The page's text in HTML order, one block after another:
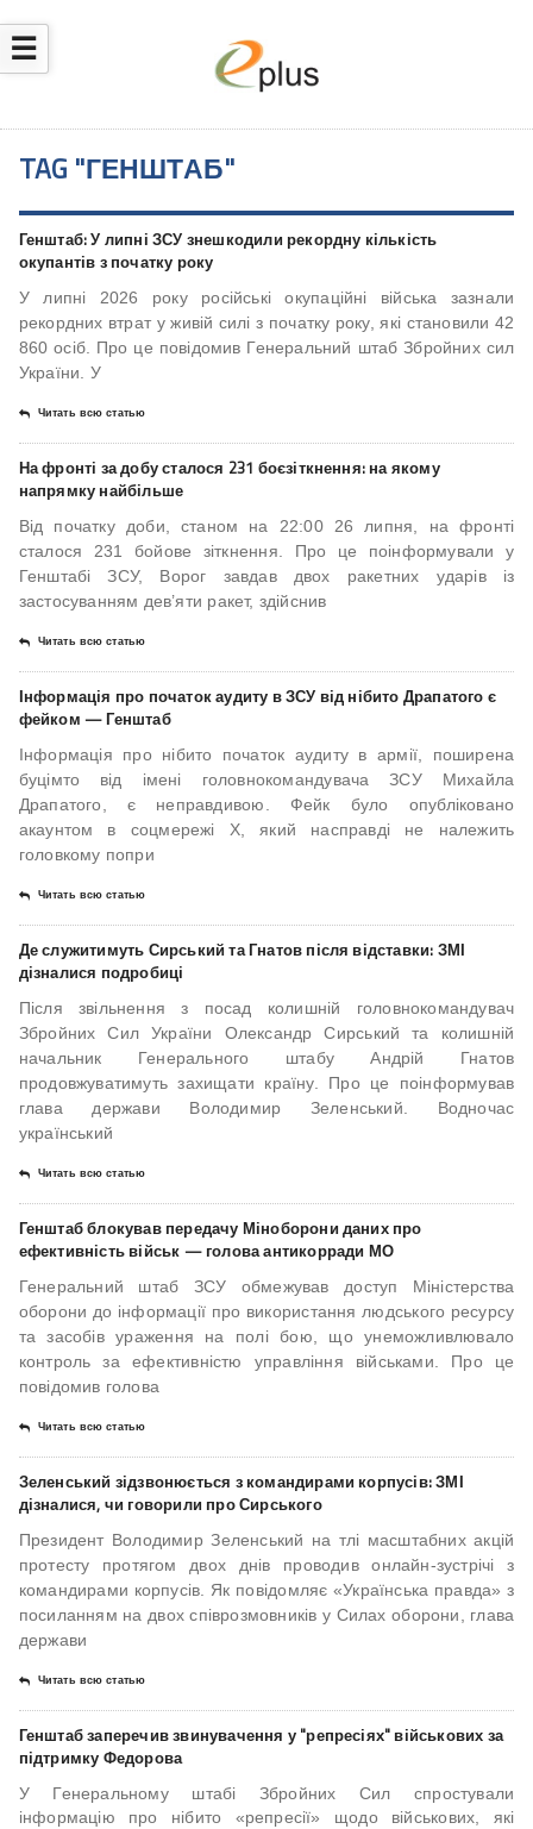
☰
TAG "ГЕНШТАБ"
Генштаб: У липні ЗСУ знешкодили рекордну кількість
окупантів з початку року
У липні 2026 року російські окупаційні війська зазнали
рекордних втрат у живій силі з початку року, які становили 42
860 осіб. Про це повідомив Генеральний штаб Збройних сил
України. У
Читать всю статью
На фронті за добу сталося 231 боєзіткнення: на якому
напрямку найбільше
Від початку доби, станом на 22:00 26 липня, на фронті
сталося 231 бойове зіткнення. Про це поінформували у
Генштабі ЗСУ, Ворог завдав двох ракетних ударів із
застосуванням дев’яти ракет, здійснив
Читать всю статью
Інформація про початок аудиту в ЗСУ від нібито Драпатого є
фейком — Генштаб
Інформація про нібито початок аудиту в армії, поширена
буцімто від імені головнокомандувача ЗСУ Михайла
Драпатого, є неправдивою. Фейк було опубліковано
акаунтом в соцмережі X, який насправді не належить
головкому попри
Читать всю статью
Де служитимуть Сирський та Гнатов після відставки: ЗМІ
дізналися подробиці
Після звільнення з посад колишній головнокомандувач
Збройних Сил України Олександр Сирський та колишній
начальник Генерального штабу Андрій Гнатов
продовжуватимуть захищати країну. Про це поінформував
глава держави Володимир Зеленський. Водночас
український
Читать всю статью
Генштаб блокував передачу Міноборони даних про
ефективність військ — голова антикорради МО
Генеральний штаб ЗСУ обмежував доступ Міністерства
оборони до інформації про використання людського ресурсу
та засобів ураження на полі бою, що унеможливлювало
контроль за ефективністю управління військами. Про це
повідомив голова
Читать всю статью
Зеленський зідзвонюється з командирами корпусів: ЗМІ
дізналися, чи говорили про Сирського
Президент Володимир Зеленський на тлі масштабних акцій
протесту протягом двох днів проводив онлайн-зустрічі з
командирами корпусів. Як повідомляє «Українська правда» з
посиланням на двох співрозмовників у Силах оборони, глава
держави
Читать всю статью
Генштаб заперечив звинувачення у "репресіях" військових за
підтримку Федорова
У Генеральному штабі Збройних Сил спростували
інформацію про нібито «репресії» щодо військових, які